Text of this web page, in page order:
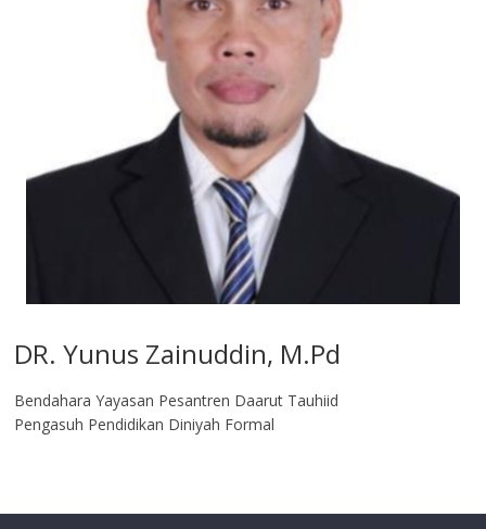
DR. Yunus Zainuddin, M.Pd
Bendahara Yayasan Pesantren Daarut Tauhiid
Pengasuh Pendidikan Diniyah Formal